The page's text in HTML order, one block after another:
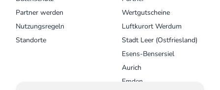
Partner werden
Nutzungsregeln
Standorte
Wertgutscheine
Luftkurort Werdum
Stadt Leer (Ostfriesland)
Esens-Bensersiel
Aurich
Emden